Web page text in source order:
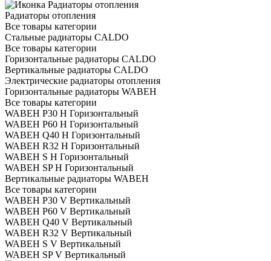
Радиаторы отопления
Все товары категории
Стальные радиаторы CALDO
Все товары категории
Горизонтальные радиаторы CALDO
Вертикальные радиаторы CALDO
Электрические радиаторы отопления
Горизонтальные радиаторы WABEH
Все товары категории
WABEH P30 H Горизонтальный
WABEH P60 H Горизонтальный
WABEH Q40 H Горизонтальный
WABEH R32 H Горизонтальный
WABEH S H Горизонтальный
WABEH SP H Горизонтальный
Вертикальные радиаторы WABEH
Все товары категории
WABEH P30 V Вертикальный
WABEH P60 V Вертикальный
WABEH Q40 V Вертикальный
WABEH R32 V Вертикальный
WABEH S V Вертикальный
WABEH SP V Вертикальный